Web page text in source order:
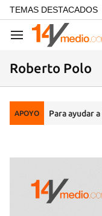
common.go-to-content
TEMAS DESTACADOS
Navegación
Roberto Polo
APOYO Para ayudar